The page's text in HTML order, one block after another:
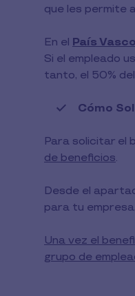
que les permite
En el País Vasco
Si el empleado
tanto, el 50%
Cómo
Para solicitar el
de beneficios.
Desde el
para tu
Una vez el
grupo de